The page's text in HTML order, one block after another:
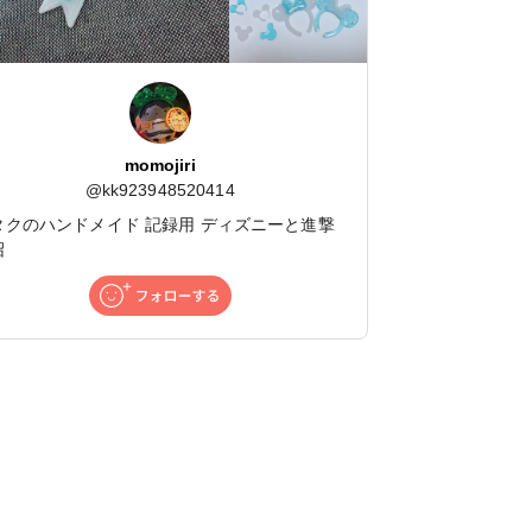
momojiri
@kk923948520414
クのハンドメイド 記録用 ディズニーと進撃